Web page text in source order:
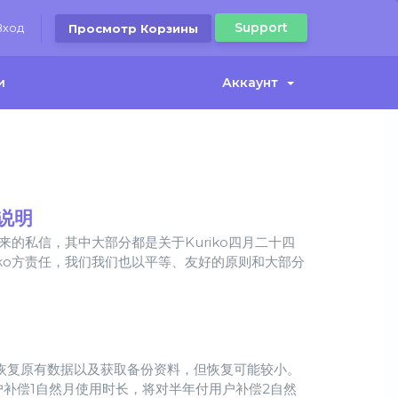
Просмотр Корзины Support
Аккаунт
明
的私信，其中大部分都是关于Kuriko四月二十四
责任，我们我们也以平等、友好的原则和大部分
原有数据以及获取备份资料，但恢复可能较小。
偿1自然月使用时长，将对半年付用户补偿2自然